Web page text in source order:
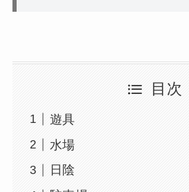
目次
遊具
水場
日陰